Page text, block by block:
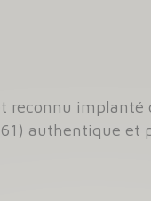
reconnu implanté
authentique et